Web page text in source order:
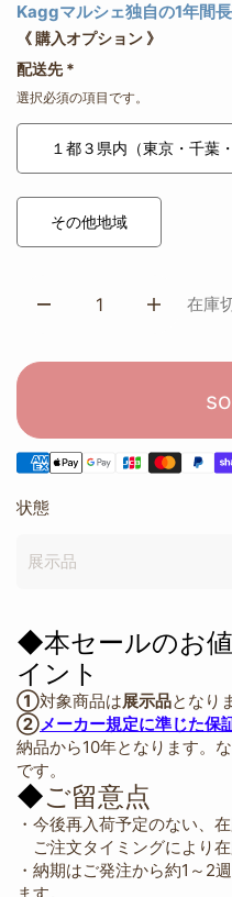
Kaggマルシェ独自の1年間
《 購入オプション 》
配送先*
選択必須の項目です。
１都３県内（東京・千葉
その他地域
在庫
状態
展示品
◆本セールのお
イント
①対象商品は展示品となり
②メーカー規定に準じた保
納品から10年となります。
です。
◆ご留意点
・今後再入荷予定のない、
ご注文タイミングにより在
・納期はご発注から約1～2